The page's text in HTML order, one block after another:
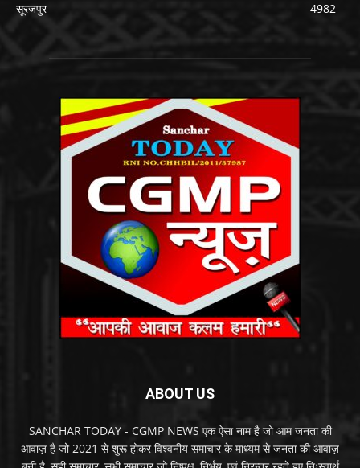
सूरजपुर
4982
ABOUT US
SANCHAR TODAY - CGMP NEWS एक ऐसा नाम है जो आम जनता की
आवाज़ है जो 2021 से शुरू होकर विश्वनीय समाचार के माध्यम से जनता की आवाज़